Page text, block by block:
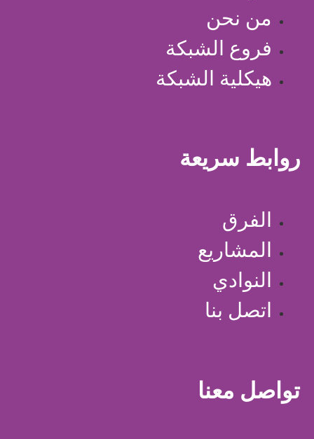
من نحن
فروع الشبكة
هيكلية الشبكة
روابط سريعة
الفرق
المشاريع
النوادي
اتصل بنا
تواصل معنا